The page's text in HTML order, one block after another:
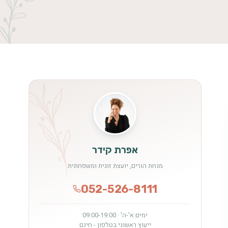
אפרת קידר
מנחת הורים, יועצת זוגית ומשפחתית
052-526-8111
ימים א'-ה' · 09:00-19:00
ייעוץ ראשוני בטלפון - חינם